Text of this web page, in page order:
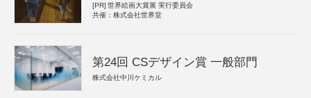
[PR] 世界絵画大賞展 実行委員会
共催：株式会社世界堂
第24回 CSデザイン賞 一般部門
株式会社中川ケミカル